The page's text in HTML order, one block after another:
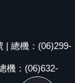
| 總機：(06)299-
機：(06)632-